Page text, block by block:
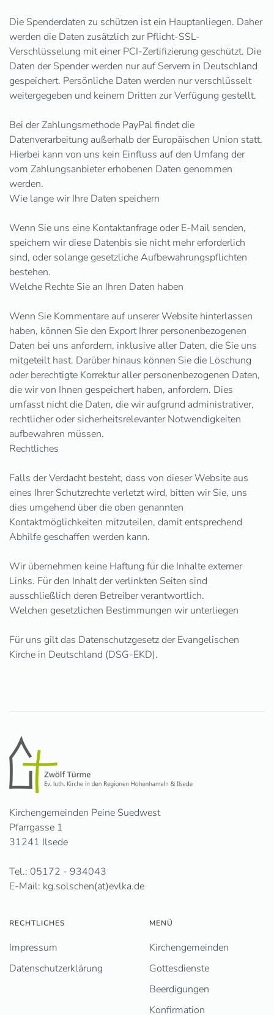
Die Spenderdaten zu schützen ist ein Hauptanliegen. Daher
werden die Daten zusätzlich zur Pflicht-SSL-
Verschlüsselung mit einer PCI-Zertifizierung geschützt. Die
Daten der Spender werden nur auf Servern in Deutschland
gespeichert. Persönliche Daten werden nur verschlüsselt
weitergegeben und keinem Dritten zur Verfügung gestellt.
Bei der Zahlungsmethode PayPal findet die
Datenverarbeitung außerhalb der Europäischen Union statt.
Hierbei kann von uns kein Einfluss auf den Umfang der
vom Zahlungsanbieter erhobenen Daten genommen
werden.
Wie lange wir Ihre Daten speichern
Wenn Sie uns eine Kontaktanfrage oder E-Mail senden,
speichern wir diese Datenbis sie nicht mehr erforderlich
sind, oder solange gesetzliche Aufbewahrungspflichten
bestehen.
Welche Rechte Sie an Ihren Daten haben
Wenn Sie Kommentare auf unserer Website hinterlassen
haben, können Sie den Export Ihrer personenbezogenen
Daten bei uns anfordern, inklusive aller Daten, die Sie uns
mitgeteilt hast. Darüber hinaus können Sie die Löschung
oder berechtigte Korrektur aller personenbezogenen Daten,
die wir von Ihnen gespeichert haben, anfordern. Dies
umfasst nicht die Daten, die wir aufgrund administrativer,
rechtlicher oder sicherheitsrelevanter Notwendigkeiten
aufbewahren müssen.
Rechtliches
Falls der Verdacht besteht, dass von dieser Website aus
eines Ihrer Schutzrechte verletzt wird, bitten wir Sie, uns
dies umgehend über die oben genannten
Kontaktmöglichkeiten mitzuteilen, damit entsprechend
Abhilfe geschaffen werden kann.
Wir übernehmen keine Haftung für die Inhalte externer
Links. Für den Inhalt der verlinkten Seiten sind
ausschließlich deren Betreiber verantwortlich.
Welchen gesetzlichen Bestimmungen wir unterliegen
Für uns gilt das Datenschutzgesetz der Evangelischen
Kirche in Deutschland (DSG-EKD).
Kirchengemeinden Peine Suedwest
Pfarrgasse 1
31241 Ilsede
Tel.: 05172 - 934043
E-Mail: kg.solschen(at)evlka.de
RECHTLICHES
Impressum
Datenschutzerklärung
MENÜ
Kirchengemeinden
Gottesdienste
Beerdigungen
Konfirmation